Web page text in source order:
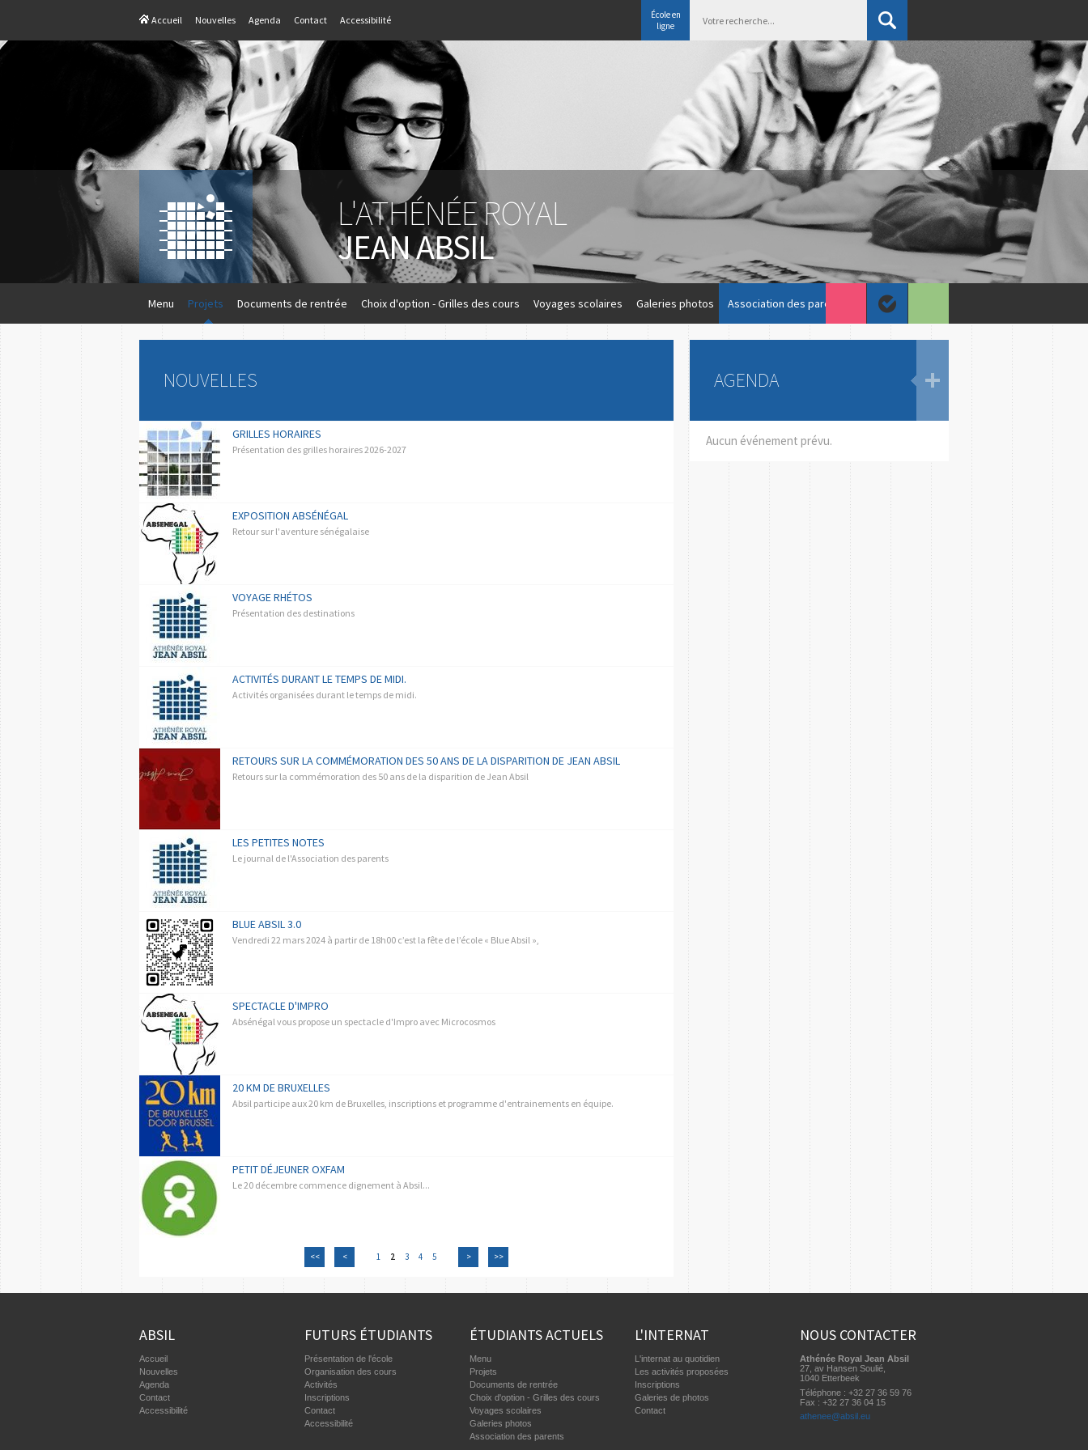
Accueil Nouvelles Agenda Contact Accessibilité
École en
ligne
L'ATHÉNÉE ROYAL
JEAN ABSIL
Menu Projets Documents de rentrée Choix d'option - Grilles des cours Voyages scolaires Galeries photos Association des parents
NOUVELLES
GRILLES HORAIRES
Présentation des grilles horaires 2026-2027
EXPOSITION ABSÉNÉGAL
Retour sur l'aventure sénégalaise
VOYAGE RHÉTOS
Présentation des destinations
ACTIVITÉS DURANT LE TEMPS DE MIDI.
Activités organisées durant le temps de midi.
RETOURS SUR LA COMMÉMORATION DES 50 ANS DE LA DISPARITION DE JEAN ABSIL
Retours sur la commémoration des 50 ans de la disparition de Jean Absil
LES PETITES NOTES
Le journal de l'Association des parents
BLUE ABSIL 3.0
Vendredi 22 mars 2024 à partir de 18h00 c’est la fête de l’école « Blue Absil »,
SPECTACLE D'IMPRO
Absénégal vous propose un spectacle d'Impro avec Microcosmos
20 KM DE BRUXELLES
Absil participe aux 20 km de Bruxelles, inscriptions et programme d'entrainements en équipe.
PETIT DÉJEUNER OXFAM
Le 20 décembre commence dignement à Absil...
<< < 1 2 3 4 5 > >>
AGENDA
Aucun événement prévu.
ABSIL
Accueil
Nouvelles
Agenda
Contact
Accessibilité
FUTURS ÉTUDIANTS
Présentation de l'école
Organisation des cours
Activités
Inscriptions
Contact
Accessibilité
ÉTUDIANTS ACTUELS
Menu
Projets
Documents de rentrée
Choix d'option - Grilles des cours
Voyages scolaires
Galeries photos
Association des parents
L'INTERNAT
L'internat au quotidien
Les activités proposées
Inscriptions
Galeries de photos
Contact
NOUS CONTACTER
Athénée Royal Jean Absil
27, av Hansen Soulié,
1040 Etterbeek
Téléphone : +32 27 36 59 76
Fax : +32 27 36 04 15
athenee@absil.eu